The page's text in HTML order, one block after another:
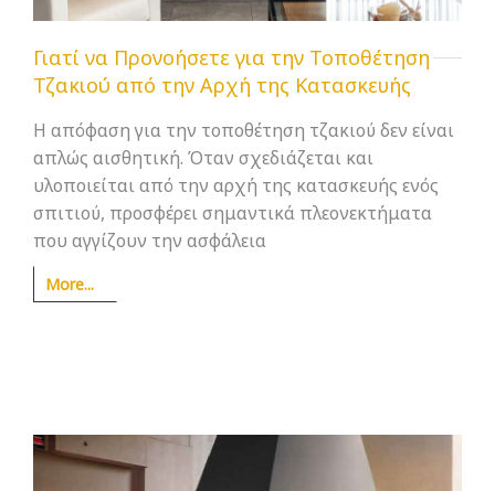
Γιατί να Προνοήσετε για την Τοποθέτηση
Τζακιού από την Αρχή της Κατασκευής
Η απόφαση για την τοποθέτηση τζακιού δεν είναι
απλώς αισθητική. Όταν σχεδιάζεται και
υλοποιείται από την αρχή της κατασκευής ενός
σπιτιού, προσφέρει σημαντικά πλεονεκτήματα
που αγγίζουν την ασφάλεια
More...